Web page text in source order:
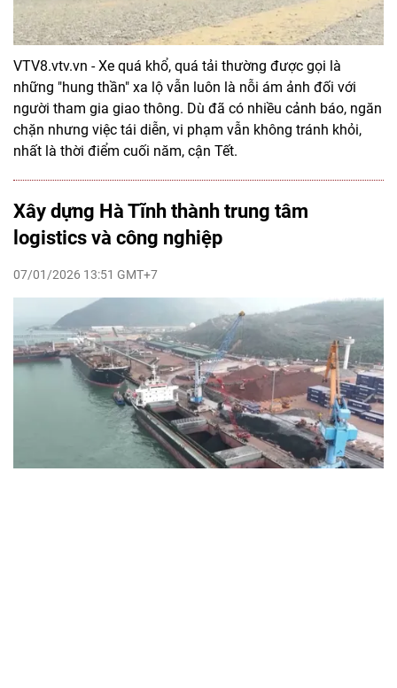
VTV8.vtv.vn - Xe quá khổ, quá tải thường được gọi là
những "hung thần" xa lộ vẫn luôn là nỗi ám ảnh đối với
người tham gia giao thông. Dù đã có nhiều cảnh báo, ngăn
chặn nhưng việc tái diễn, vi phạm vẫn không tránh khỏi,
nhất là thời điểm cuối năm, cận Tết.
Xây dựng Hà Tĩnh thành trung tâm
logistics và công nghiệp
07/01/2026 13:51 GMT+7